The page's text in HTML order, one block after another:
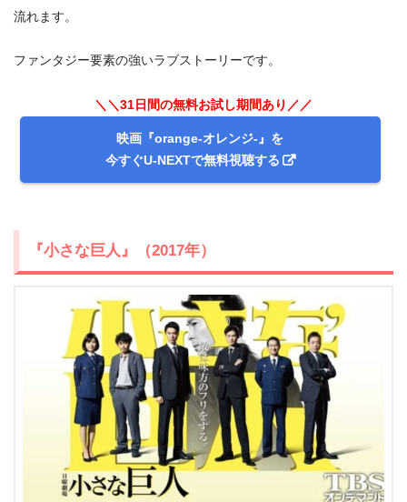
流れます。
ファンタジー要素の強いラブストーリーです。
＼＼31日間の無料お試し期間あり／／
映画『orange-オレンジ-』を
今すぐU-NEXTで無料視聴する
『小さな巨人』（2017年）